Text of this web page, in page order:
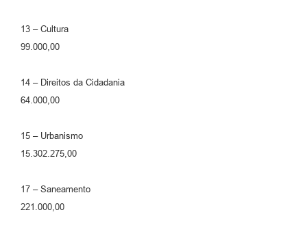
13 – Cultura
99.000,00
14 – Direitos da Cidadania
64.000,00
15 – Urbanismo
15.302.275,00
17 – Saneamento
221.000,00